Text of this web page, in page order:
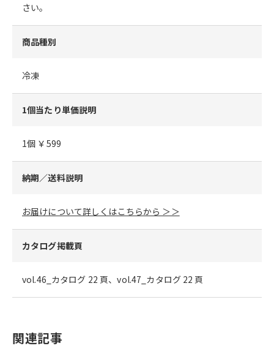
さい。
商品種別
冷凍
1個当たり単価説明
1個 ￥599
納期／送料説明
お届けについて詳しくはこちらから ＞＞
カタログ掲載頁
vol.46_カタログ 22 頁、vol.47_カタログ 22 頁
関連記事